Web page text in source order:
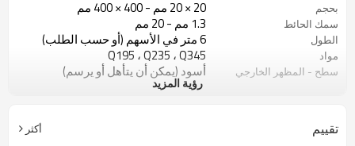
بحجم 20 × 20 مم - 400 × 400 مم
سمك الحائط 1.3 مم - 20 مم
الطول 6 متر في الأسهم (أو حسب الطلب)
مواد Q195 ، Q235 ، Q345
سطح - المظهر الخارجي أسود (يمكن أن يتأهل أو يرسم)
في حزم مع حزمة التصدير البلاستيكية
السعة الإنتاجية
رؤية المزيد
تقييم أكثر